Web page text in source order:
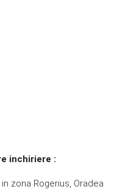
inchiriere :
zona Rogerius, Oradea